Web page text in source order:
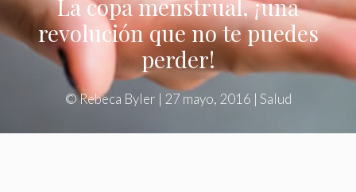
La copa menstrual, ¡una
revolución que no te puedes
perder!
©Rebeca Byler | 27 mayo, 2016 | Salud